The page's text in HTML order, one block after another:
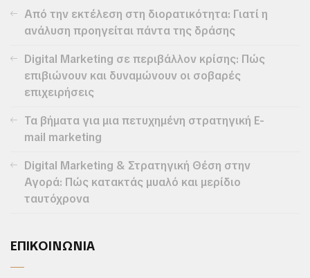
Από την εκτέλεση στη διορατικότητα: Γιατί η
ανάλυση προηγείται πάντα της δράσης
Digital Marketing σε περιβάλλον κρίσης: Πώς
επιβιώνουν και δυναμώνουν οι σοβαρές
επιχειρήσεις
Τα βήματα για μια πετυχημένη στρατηγική E-
mail marketing
Digital Marketing & Στρατηγική Θέση στην
Αγορά: Πώς κατακτάς μυαλό και μερίδιο
ταυτόχρονα
ΕΠΙΚΟΙΝΩΝΙΑ